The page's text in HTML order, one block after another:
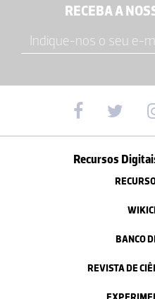
RECEBA A
Recursos
BANCO
REVISTA DE